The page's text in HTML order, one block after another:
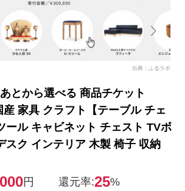
出典：ふるラボ
あとから選べる 商品チケット
家具 クラフト【テーブル チェ
ール キャビネット チェスト TVボ
スク インテリア 木製 椅子 収納
円 還元率:25%